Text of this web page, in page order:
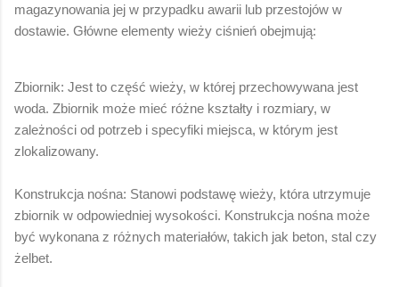
magazynowania jej w przypadku awarii lub przestojów w
dostawie. Główne elementy wieży ciśnień obejmują:
Zbiornik: Jest to część wieży, w której przechowywana jest
woda. Zbiornik może mieć różne kształty i rozmiary, w
zależności od potrzeb i specyfiki miejsca, w którym jest
zlokalizowany.
Konstrukcja nośna: Stanowi podstawę wieży, która utrzymuje
zbiornik w odpowiedniej wysokości. Konstrukcja nośna może
być wykonana z różnych materiałów, takich jak beton, stal czy
żelbet.